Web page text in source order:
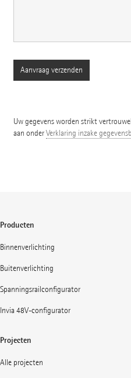
Uw gegevens worden strikt
aan onderVerklaring inzake
Producten
Binnenverlichting
Buitenverlichting
Spanningsrailconfigurator
Invia 48V-configurator
Projecten
Alle projecten